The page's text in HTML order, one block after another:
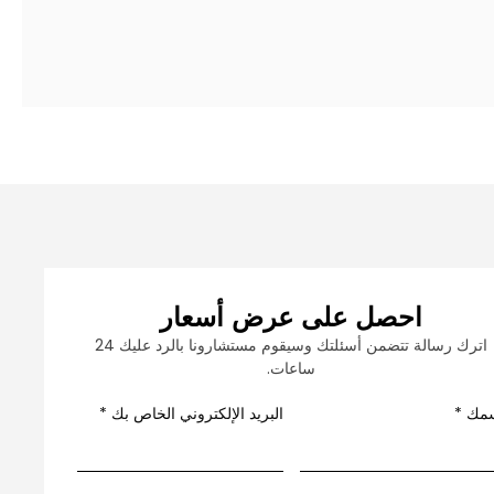
احصل على عرض أسعار
اترك رسالة تتضمن أسئلتك وسيقوم مستشارونا بالرد عليك 24
ساعات.
* البريد الإلكتروني الخاص بك *